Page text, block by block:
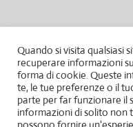
Quando si visita qualsiasi
recuperare informazioni
forma di cookie. Queste
te, le tue preferenze o il
parte per far funzionare il
informazioni di solito non